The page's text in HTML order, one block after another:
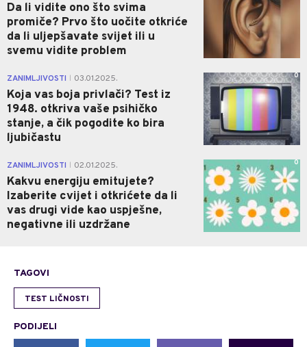
Da li vidite ono što svima
promiče? Prvo što uočite otkriće
da li uljepšavate svijet ili u
svemu vidite problem
ZANIMLJIVOSTI 03.01.2025.
Koja vas boja privlači? Test iz
1948. otkriva vaše psihičko
stanje, a čik pogodite ko bira
ljubičastu
0
ZANIMLJIVOSTI 02.01.2025.
Kakvu energiju emitujete?
Izaberite cvijet i otkrićete da li
vas drugi vide kao uspješne,
negativne ili uzdržane
0
TAGOVI
TEST LIČNOSTI
PODIJELI